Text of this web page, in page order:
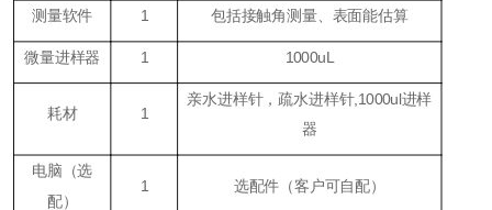
测量软件 1 包括接触角测量、表面能估算
微量进样器 1 1000uL
耗材 1
亲水进样针，疏水进样针,1000ul进样
器
电脑（选
配）
1 选配件（客户可自配）